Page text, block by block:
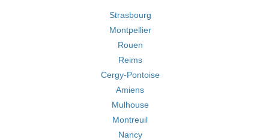
Strasbourg
Montpellier
Rouen
Reims
Cergy-Pontoise
Amiens
Mulhouse
Montreuil
Nancy